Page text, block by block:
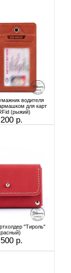
водителя
для карт
(рыжий)
р.
"Тироль"
р.